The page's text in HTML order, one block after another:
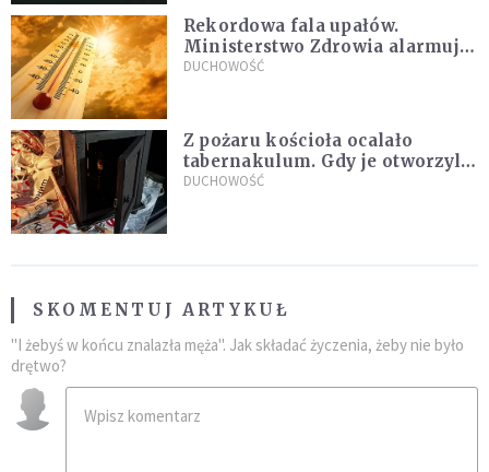
Rekordowa fala upałów.
Ministerstwo Zdrowia alarmuje
po doświadczeniach z czerwca
DUCHOWOŚĆ
Z pożaru kościoła ocalało
tabernakulum. Gdy je otworzyli,
"zapach świeżego chleba
DUCHOWOŚĆ
SKOMENTUJ ARTYKUŁ
"I żebyś w końcu znalazła męża". Jak składać życzenia, żeby nie było
drętwo?